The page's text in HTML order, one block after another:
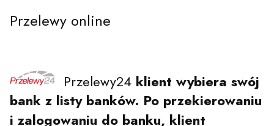
Przelewy online
Przelewy24 klient wybiera swój
bank z listy banków. Po przekierowaniu
i zalogowaniu do banku, klient